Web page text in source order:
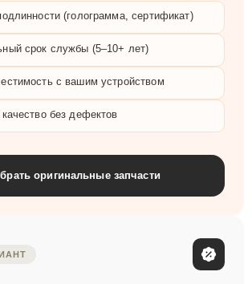
(голограмма, сертификат)
срок службы (5–10+ лет)
с вашим устройством
без дефектов
оригинальные запчасти